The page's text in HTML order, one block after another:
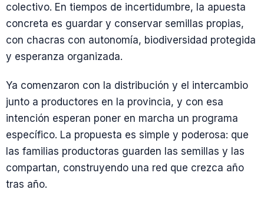
colectivo. En tiempos de incertidumbre, la apuesta
concreta es guardar y conservar semillas propias,
con chacras con autonomía, biodiversidad protegida
y esperanza organizada.
Ya comenzaron con la distribución y el intercambio
junto a productores en la provincia, y con esa
intención esperan poner en marcha un programa
específico. La propuesta es simple y poderosa: que
las familias productoras guarden las semillas y las
compartan, construyendo una red que crezca año
tras año.